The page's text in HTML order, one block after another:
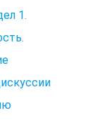
1.